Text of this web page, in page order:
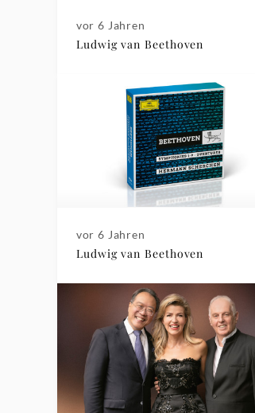
vor 6 Jahren
Ludwig van Beethoven
vor 6 Jahren
Ludwig van Beethoven